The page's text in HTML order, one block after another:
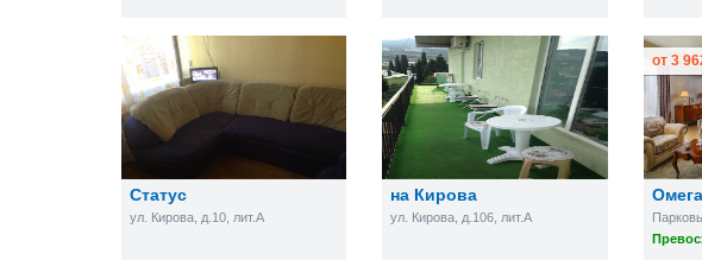
Статус
ул. Кирова, д.10, лит.А
на Кирова
ул. Кирова, д.106, лит.А
Омега
от 3